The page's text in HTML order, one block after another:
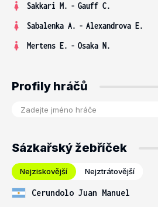
Sakkari M. - Gauff C.
Sabalenka A. - Alexandrova E.
Mertens E. - Osaka N.
Profily hráčů
Sázkařský žebříček
Nejziskovější Nejztrátovější
Cerundolo Juan Manuel